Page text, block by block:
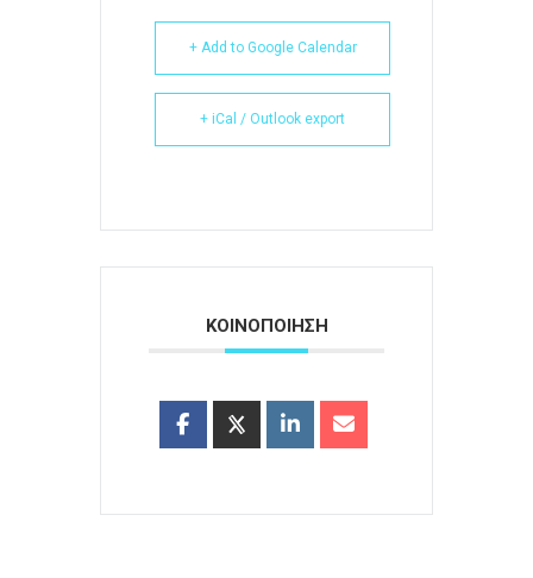
+ Add to Google Calendar
+ iCal / Outlook export
ΚΟΙΝΟΠΟΙΗΣΗ